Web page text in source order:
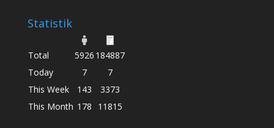
Statistik
Total 5926 184887
Today
7
7
This Week
143
3373
This Month 178 11815